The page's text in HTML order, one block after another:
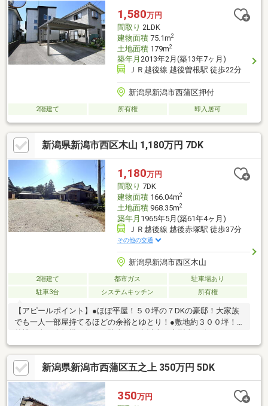
1,580万円
間取り 2LDK
建物面積75.1m2
土地面積179m2
築年月 2013年2月(築13年7ヶ月)
ＪＲ越後線 越後曽根駅 徒歩22分
新潟県新潟市西蒲区押付
2階建て 所有権 即入居可
新潟県新潟市西区木山 1,180万円 7DK
1,180万円
間取り 7DK
建物面積166.04m2
土地面積968.35m2
築年月 1965年5月(築61年4ヶ月)
ＪＲ越後線 越後赤塚駅 徒歩37分
その他の交通
新潟県新潟市西区木山
2階建て 都市ガス
駐車場あり
駐車3台
システムキッチン 所有権
【アピールポイント】●ほぼ平屋！５０坪の７DKの豪邸！大家族
でも一人一部屋持てるほどの余裕とゆとり！●敷地約３００坪！
外構工事も大規模に行い、駐車１０台以上、大型車も停められる
大駐車場で倉庫付！●庭も広く、家庭菜園はもちろん、昔のお家
のように自分の敷地内で野球やバスケやサッカーもできます！●
２世帯住宅をお考えの方、建設工事の職人さんの自宅兼事務所に
向いてます！●令和７年に屋根・外壁・床材・畳・壁紙・一部水
回りのリフォーム済み！●お好みはありますが、今は珍しい三間
続きの和室あり！●木山小学校まで徒歩９分で通学も安心！●即引
新潟県新潟市西蒲区五之上 350万円 5DK
350万円